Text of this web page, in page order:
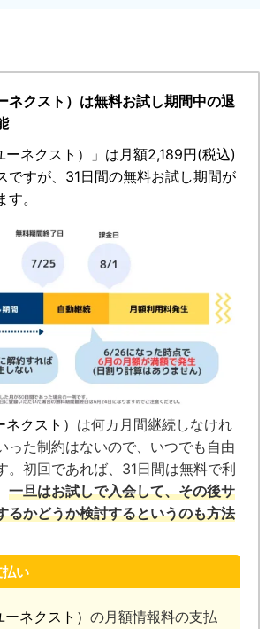
ネクスト）は無料お試し期間中の退
ネクスト） 」 は月額2,189円(税込)
すが、 31日間の無料お試し期間が
。
クスト） は何カ月間継続しなけれ
った制約はないので、いつでも自由
初回であれば、31日間は無料で利
一旦はお試しで入会して、その後サ
るかどうか検討するというのも方法
い
ネクスト） の月額情報料の支払